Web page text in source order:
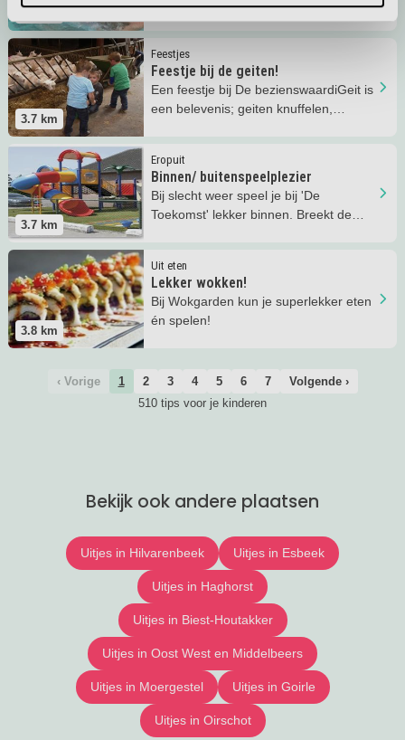
3.6 km
Hilvarenbeek.
3.7 km
Feestjes
Feestje bij de geiten!
Een feestje bij De bezienswaardiGeit is
een belevenis; geiten knuffelen,
Lees meer Feestje bij de geiten!
3.7 km
Eropuit
Binnen/ buitenspeelplezier
Bij slecht weer speel je bij 'De
Toekomst' lekker binnen. Breekt de
Lees meer Binnen/ buitenspeelplezier
3.8 km
Uit eten
Lekker wokken!
Bij Wokgarden kun je superlekker eten
én spelen!
Lees meer Lekker wokken!
‹ Vorige 1 2 3 4 5 6 7
Volgende ›
510 tips voor je kinderen
Bekijk ook andere plaatsen
Uitjes in Hilvarenbeek Uitjes in Esbeek
Uitjes in Haghorst
Uitjes in Biest-Houtakker
Uitjes in Oost West en Middelbeers
Uitjes in Moergestel Uitjes in Goirle
Uitjes in Oirschot